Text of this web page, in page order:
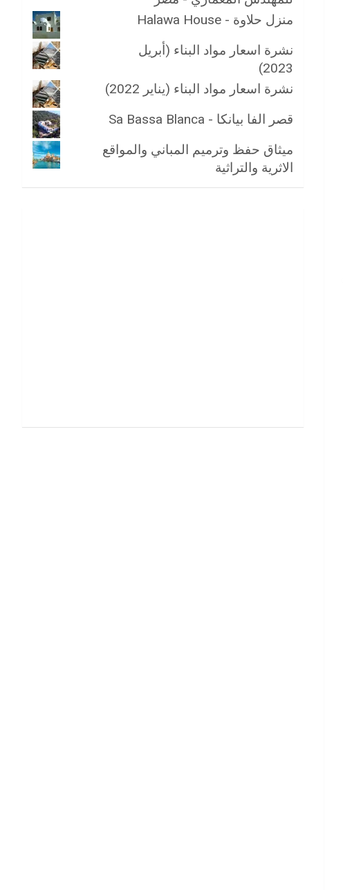
منزل حلاوة - Halawa House
نشرة اسعار مواد البناء (أبريل
2023)
نشرة اسعار مواد البناء (يناير 2022)
قصر الفا بيانكا - Sa Bassa Blanca
ميثاق حفظ وترميم المباني والمواقع
الاثرية والتراثية